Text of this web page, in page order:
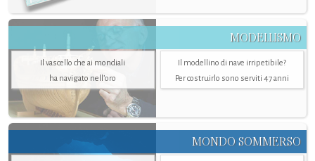
MODELLISMO
Il vascello che ai mondiali
ha navigato nell’oro
Il modellino di nave irripetibile?
Per costruirlo sono serviti 47 anni
MONDO SOMMERSO